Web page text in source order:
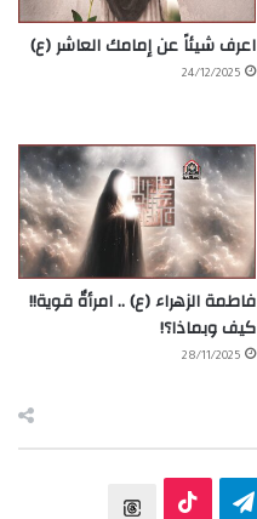
اعرف شيئاً عن إمامك العاشر (ع)
24/12/2025
فاطمة الزهراء (ع) .. امرأةٌ قوية!!
كيف وبماذا؟!
28/11/2025